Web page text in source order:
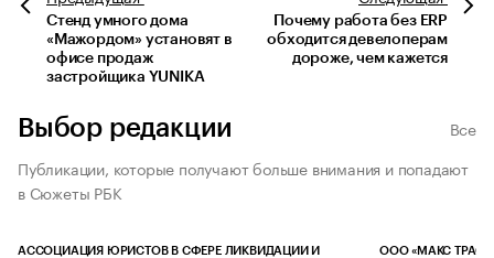
Стенд умного дома
«Мажордом» установят в
офисе продаж
застройщика YUNIKA
Почему работа без ERP
обходится девелоперам
дороже, чем кажется
Выбор редакции
Все
Публикации, которые получают больше внимания и попадают
в Сюжеты РБК
АССОЦИАЦИЯ ЮРИСТОВ В СФЕРЕ ЛИКВИДАЦИИ И
ООО «МАКС ТРАСТ»